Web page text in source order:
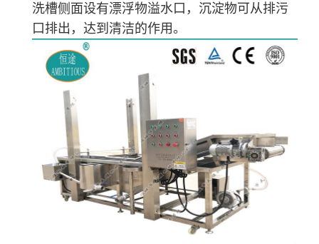
洗槽侧面设有漂浮物溢水口，沉淀物可从排污
口排出，达到 清洁的作用。